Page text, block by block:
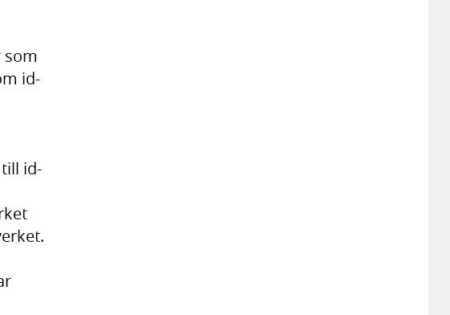
som
id-
id-